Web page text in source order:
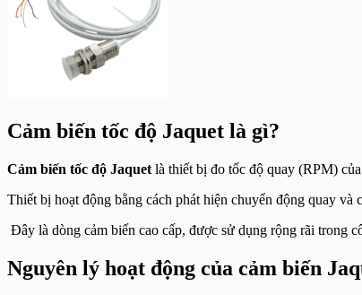
Cảm biến tốc độ Jaquet là gì?
Cảm biến tốc độ Jaquet là thiết bị đo tốc độ quay (RPM)
Thiết bị hoạt động bằng cách phát hiện chuyển động quay
Đây là dòng cảm biến cao cấp, được sử dụng rộng rãi trong
Nguyên lý hoạt động của cảm biến